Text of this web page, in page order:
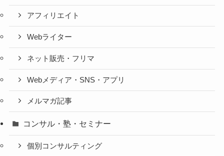
アフィリエイト
Webライター
ネット販売・フリマ
Webメディア・SNS・アプリ
メルマガ記事
コンサル・塾・セミナー
個別コンサルティング